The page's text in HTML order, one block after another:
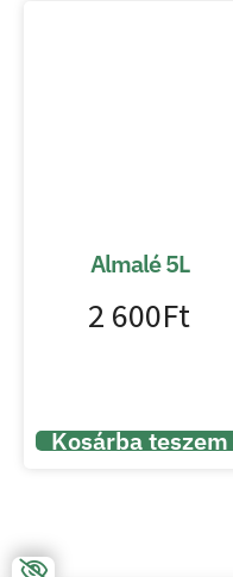
Almalé 5L
2 600Ft
Kosárba teszem